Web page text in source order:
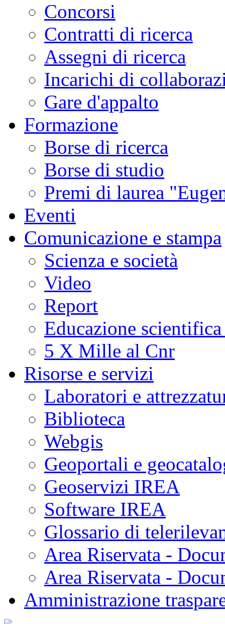
Concorsi
Contratti di ricerca
Assegni di ricerca
Incarichi di
Gare d'appalto
Formazione
Borse di ricerca
Borse di studio
Premi di laurea
Eventi
Comunicazione e stampa
Scienza e società
Video
Report
Educazione
5 X Mille al Cnr
Risorse e servizi
Laboratori e
Biblioteca
Webgis
Geoportali e
Geoservizi IREA
Software IREA
Glossario di
Area Riservata -
Area Riservata -
Amministrazione